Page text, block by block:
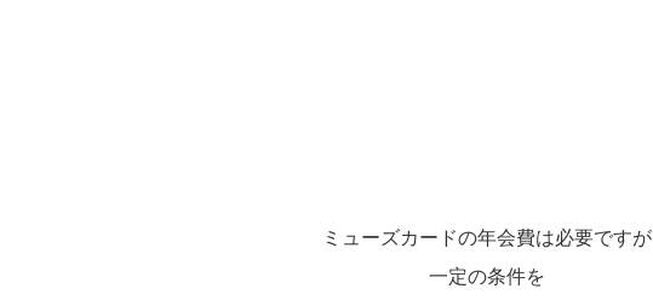
ミューズカードの年会費は必要ですが
一定の条件を